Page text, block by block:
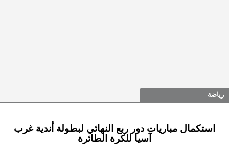
رياضة
استكمال مباريات دور ربع النهائي لبطولة أندية غرب
آسيا للكرة الطائرة